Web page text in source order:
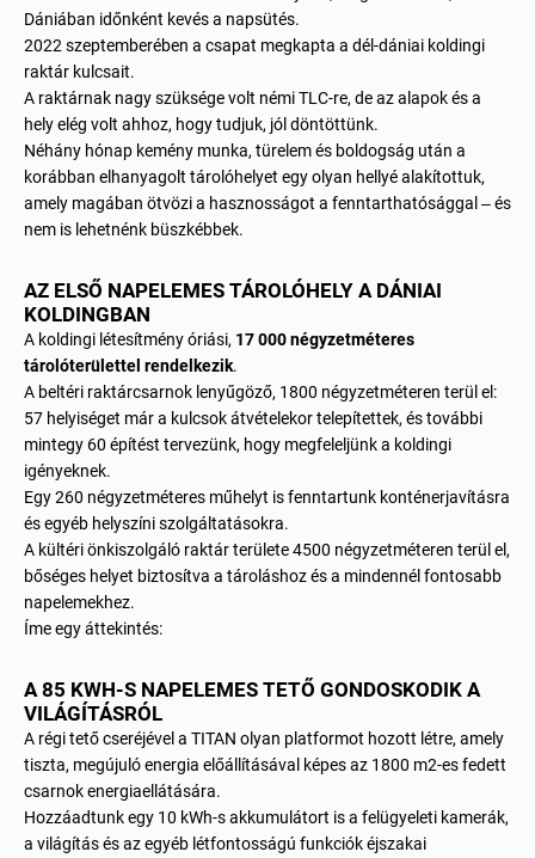
Dániában időnként kevés a napsütés.
2022 szeptemberében a csapat megkapta a dél-dániai koldingi
raktár kulcsait.
A raktárnak nagy szüksége volt némi TLC-re, de az alapok és a
hely elég volt ahhoz, hogy tudjuk, jól döntöttünk.
Néhány hónap kemény munka, türelem és boldogság után a
korábban elhanyagolt tárolóhelyet egy olyan hellyé alakítottuk,
amely magában ötvözi a hasznosságot a fenntarthatósággal – és
nem is lehetnénk büszkébbek.
AZ ELSŐ NAPELEMES TÁROLÓHELY A DÁNIAI
KOLDINGBAN
A koldingi létesítmény óriási, 17 000 négyzetméteres
tárolóterülettel rendelkezik.
A beltéri raktárcsarnok lenyűgöző, 1800 négyzetméteren terül el:
57 helyiséget már a kulcsok átvételekor telepítettek, és további
mintegy 60 építést tervezünk, hogy megfeleljünk a koldingi
igényeknek.
Egy 260 négyzetméteres műhelyt is fenntartunk konténerjavításra
és egyéb helyszíni szolgáltatásokra.
A kültéri önkiszolgáló raktár területe 4500 négyzetméteren terül el,
bőséges helyet biztosítva a tároláshoz és a mindennél fontosabb
napelemekhez.
Íme egy áttekintés:
A 85 KWH-S NAPELEMES TETŐ GONDOSKODIK A
VILÁGÍTÁSRÓL
A régi tető cseréjével a TITAN olyan platformot hozott létre, amely
tiszta, megújuló energia előállításával képes az 1800 m2-es fedett
csarnok energiaellátására.
Hozzáadtunk egy 10 kWh-s akkumulátort is a felügyeleti kamerák,
a világítás és az egyéb létfontosságú funkciók éjszakai